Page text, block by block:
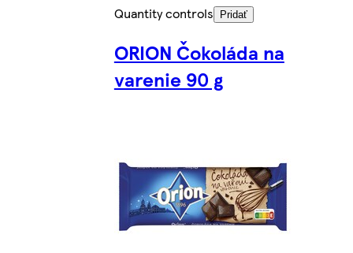
Quantity controls
Pridať
ORION Čokoláda na
varenie 90 g